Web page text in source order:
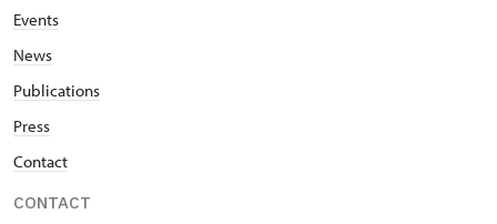
Events
News
Publications
Press
Contact
CONTACT